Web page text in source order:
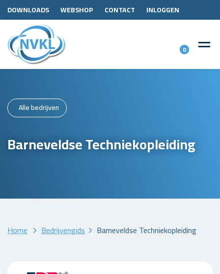
DOWNLOADS WEBSHOP CONTACT INLOGGEN
0
Alle bedrijven
Barneveldse Techniekopleiding
Home Bedrijvengids Barneveldse Techniekopleiding